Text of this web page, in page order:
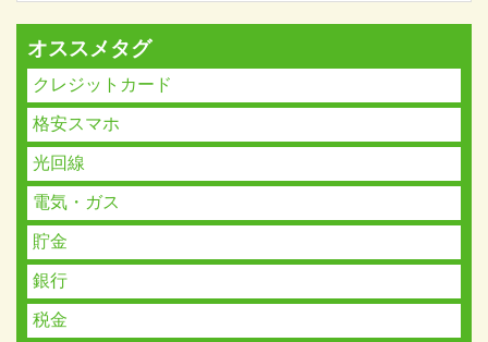
オススメタグ
クレジットカード
格安スマホ
光回線
電気・ガス
貯金
銀行
税金